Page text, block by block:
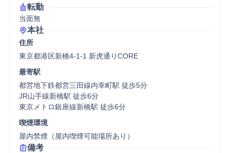
転勤
当面無
本社
住所
東京都港区新橋4-1-1 新虎通りCORE
最寄駅
都営地下鉄都営三田線内幸町駅 徒歩5分
JR山手線新橋駅 徒歩6分
東京メトロ銀座線新橋駅 徒歩6分
喫煙環境
屋内禁煙（屋内喫煙可能場所あり）
備考